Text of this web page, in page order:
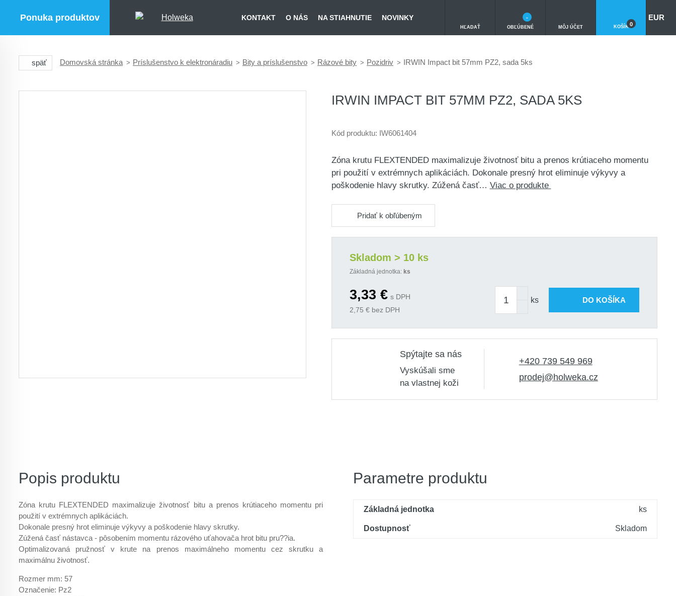
Ponuka produktov KONTAKT O NÁS NA STIAHNUTIE NOVINKY
HĽADAŤ OBĽÚBENÉ
-
MÔJ ÚČET KOŠÍK 0
EUR
späť Domovská stránka Príslušenstvo k elektronáradiu Bity a príslušenstvo Rázové bity Pozidriv IRWIN Impact bit 57mm PZ2, sada 5ks
IRWIN IMPACT BIT 57MM PZ2, SADA 5KS
Kód produktu: IW6061404
Zóna krutu FLEXTENDED maximalizuje životnosť bitu a prenos krútiaceho momentu
pri použití v extrémnych aplikáciách. Dokonale presný hrot eliminuje výkyvy a
poškodenie hlavy skrutky. Zúžená časť… Viac o produkte
Pridať k obľúbeným
Skladom > 10 ks
Základná jednotka: ks
3,33 € s DPH
2,75 € bez DPH
ks DO KOŠÍKA
Spýtajte sa nás
Vyskúšali sme
na vlastnej koži
+420 739 549 969
prodej@holweka.cz
Popis produktu
Zóna krutu FLEXTENDED maximalizuje životnosť bitu a prenos krútiaceho momentu pri
použití v extrémnych aplikáciách.
Dokonale presný hrot eliminuje výkyvy a poškodenie hlavy skrutky.
Zúžená časť nástavca - pôsobením momentu rázového uťahovača hrot bitu pru??ia.
Optimalizovaná pružnosť v krute na prenos maximálneho momentu cez skrutku a
maximálnu životnosť.
Rozmer mm: 57
Označenie: Pz2
Parametre produktu
Základná jednotka ks
Dostupnosť Skladom